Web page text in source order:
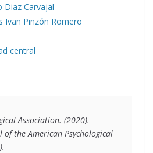
Diaz Carvajal
Ivan Pinzón Romero
central
Association. (2020).
the American Psychological